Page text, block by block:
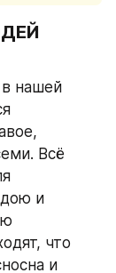
нашей
Всё
и
что
и